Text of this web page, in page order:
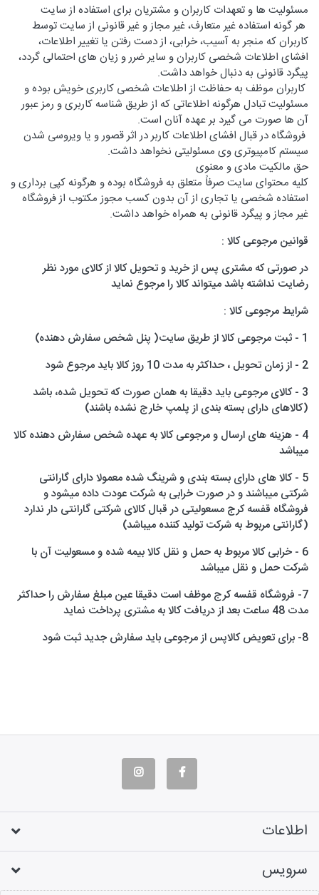
مسئولیت ها و تعهدات کاربران و مشتریان برای استفاده از سایت
هر گونه استفاده غیر متعارف، غیر مجاز و غیر قانونی از سایت توسط
کاربران که منجر به آسیب، خرابی، از دست رفتن یا تغییر اطلاعات،
افشای اطلاعات شخصی کاربران و سایر ضرر و زیان های احتمالی گردد،
پیگرد قانونی به دنبال خواهد داشت.
کاربران موظف به حفاظت از اطلاعات شخصی کاربری خویش بوده و
مسئولیت تبادل هرگونه اطلاعاتی که از طریق شناسه کاربری و رمز عبور
آن ها صورت می گیرد بر عهده آنان است.
فروشگاه در قبال افشای اطلاعات کاربر در اثر قصور و یا ویروسی شدن
سیستم کامپیوتری وی مسئولیتی نخواهد داشت.
حق مالکیت مادی و معنوی
کلیه محتوای سایت صرفاً متعلق به فروشگاه بوده و هرگونه کپی برداری و
استفاده شخصی یا تجاری از آن بدون کسب مجوز مکتوب از فروشگاه
غیر مجاز و پیگرد قانونی به همراه خواهد داشت.
قوانین مرجوعی کالا :
در صورتی که مشتری پس از خرید و تحویل کالا از کالای مورد نظر
رضایت نداشته باشد میتواند کالا را مرجوع نماید
شرایط مرجوعی کالا :
1 - ثبت مرجوعی کالا از طریق سایت( پنل شخص سفارش دهنده)
2 - از زمان تحویل ، حداکثر به مدت 10 روز کالا باید مرجوع شود
3 - کالای مرجوعی باید دقیقا به همان صورت که تحویل شده، باشد
(کالاهای دارای بسته بندی از پلمپ خارج نشده باشند)
4 - هزینه های ارسال و مرجوعی کالا به عهده شخص سفارش دهنده کالا
میباشد
5 - کالا های دارای بسته بندی و شرینگ شده معمولا دارای گارانتی
شرکتی میباشند و در صورت خرابی به شرکت عودت داده میشود و
فروشگاه قفسه کرج مسعولیتی در قبال کالای شرکتی گارانتی دار ندارد
(گارانتی مربوط به شرکت تولید کننده میباشد)
6 - خرابی کالا مربوط به حمل و نقل کالا بیمه شده و مسعولیت آن با
شرکت حمل و نقل میباشد
7- فروشگاه قفسه کرج موظف است دقیقا عین مبلغ سفارش را حداکثر
مدت 48 ساعت بعد از دریافت کالا به مشتری پرداخت نماید
8- برای تعویض کالاپس از مرجوعی باید سفارش جدید ثبت شود
اطلاعات
سرویس